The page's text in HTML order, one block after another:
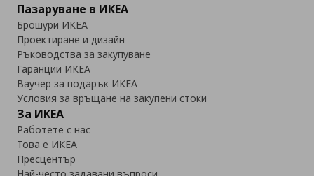
Пазаруване в ИКЕА
Брошури ИКЕА
Проектиране и дизайн
Ръководства за закупуване
Гаранции ИКЕА
Ваучер за подарък ИКЕА
Условия за връщане на закупени стоки
За ИКЕА
Работете с нас
Това е ИКЕА
Пресцентър
Най-често задавани въпроси